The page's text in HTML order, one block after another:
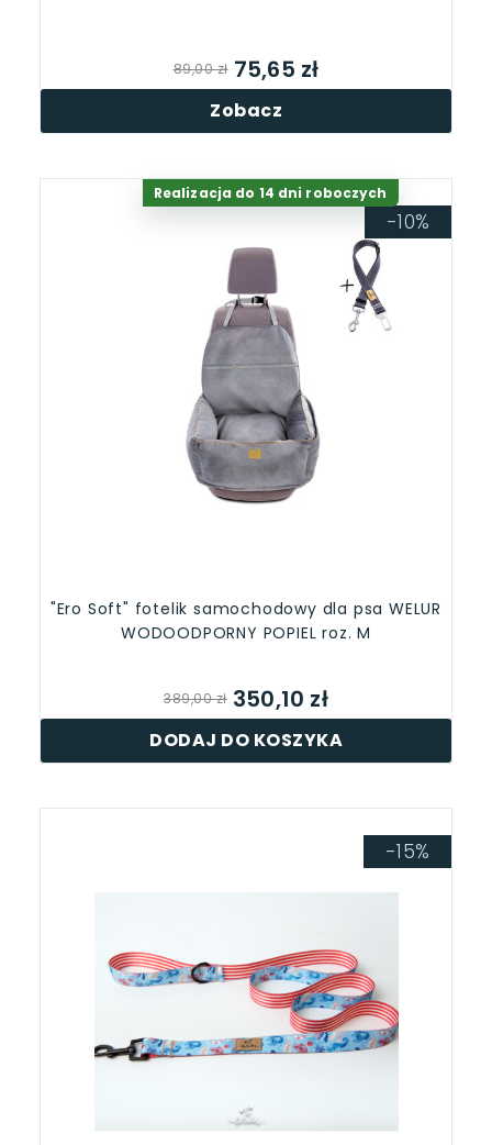
89,00 zł 75,65 zł
Zobacz
Realizacja do 14 dni roboczych
"Ero Soft" fotelik samochodowy dla psa WELUR
WODOODPORNY POPIEL roz. M
389,00 zł
-10%
350,10 zł
DODAJ DO KOSZYKA
-15%